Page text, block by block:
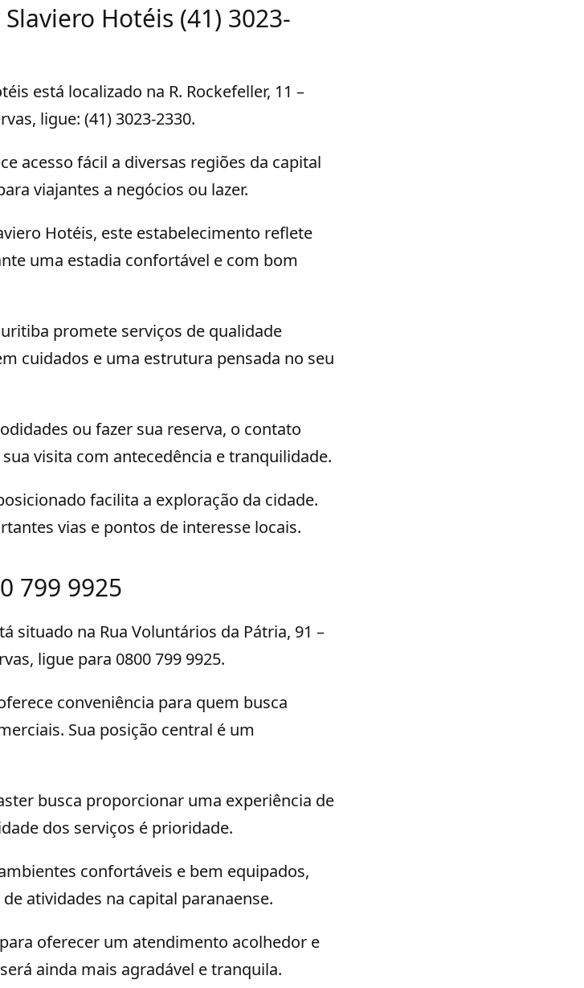
Hotéis (41) 3023-
está localizado na R. Rockefeller, 11 –
ligue: (41) 3023-2330.
acesso fácil a diversas regiões da capital
viajantes a negócios ou lazer.
Hotéis, este estabelecimento reflete
uma estadia confortável e com bom
promete serviços de qualidade
cuidados e uma estrutura pensada no seu
ou fazer sua reserva, o contato
visita com antecedência e tranquilidade.
facilita a exploração da cidade.
vias e pontos de interesse locais.
799 9925
situado na Rua Voluntários da Pátria, 91 –
ligue para 0800 799 9925.
conveniência para quem busca
Sua posição central é um
busca proporcionar uma experiência de
dos serviços é prioridade.
confortáveis e bem equipados,
atividades na capital paranaense.
oferecer um atendimento acolhedor e
ainda mais agradável e tranquila.